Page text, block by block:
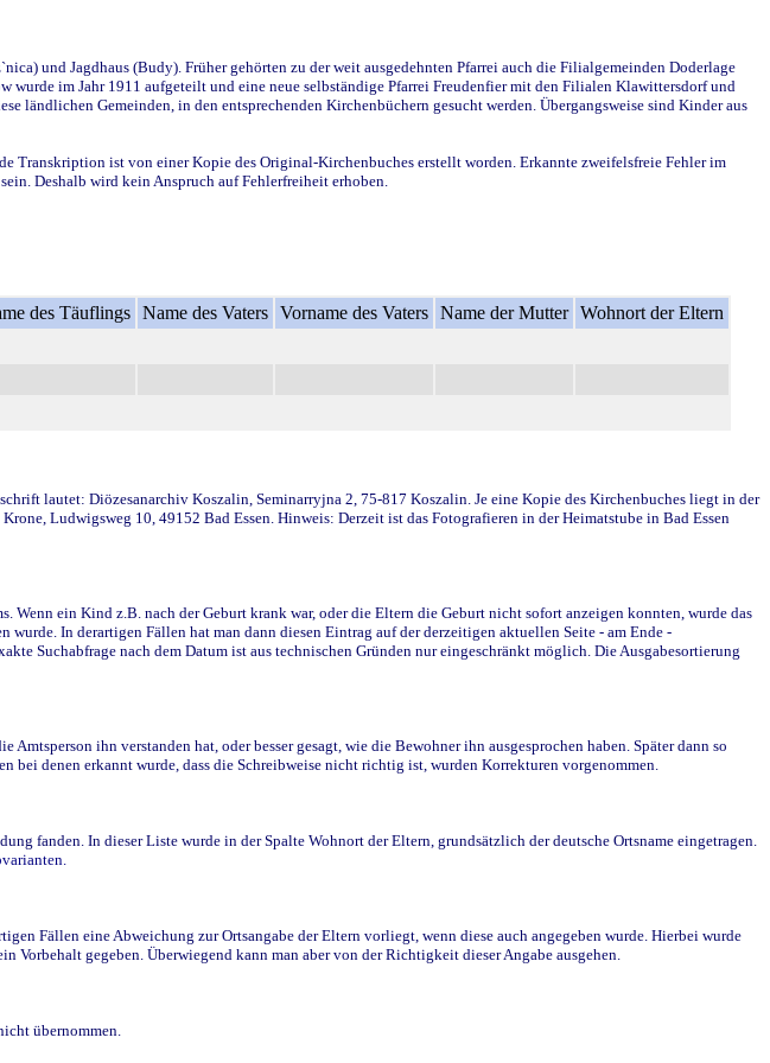
und Jagdhaus (Budy). Früher gehörten zu der weit ausgedehnten Pfarrei auch die Filialgemeinden Doderlage
im Jahr 1911 aufgeteilt und eine neue selbständige Pfarrei Freudenfier mit den Filialen Klawittersdorf und
Gemeinden, in den entsprechenden Kirchenbüchern gesucht werden. Übergangsweise sind Kinder aus
Transkription ist von einer Kopie des Original-Kirchenbuches erstellt worden. Erkannte zweifelsfreie Fehler im
Deshalb wird kein Anspruch auf Fehlerfreiheit erhoben.
des Täuflings Name des Vaters Vorname des Vaters Name der Mutter Wohnort der Eltern
lautet: Diözesanarchiv Koszalin, Seminarryjna 2, 75-817 Koszalin. Je eine Kopie des Kirchenbuches liegt in der
Ludwigsweg 10, 49152 Bad Essen. Hinweis: Derzeit ist das Fotografieren in der Heimatstube in Bad Essen
ein Kind z.B. nach der Geburt krank war, oder die Eltern die Geburt nicht sofort anzeigen konnten, wurde das
In derartigen Fällen hat man dann diesen Eintrag auf der derzeitigen aktuellen Seite - am Ende -
Suchabfrage nach dem Datum ist aus technischen Gründen nur eingeschränkt möglich. Die Ausgabesortierung
ihn verstanden hat, oder besser gesagt, wie die Bewohner ihn ausgesprochen haben. Später dann so
denen erkannt wurde, dass die Schreibweise nicht richtig ist, wurden Korrekturen vorgenommen.
fanden. In dieser Liste wurde in der Spalte Wohnort der Eltern, grundsätzlich der deutsche Ortsname eingetragen.
Fällen eine Abweichung zur Ortsangabe der Eltern vorliegt, wenn diese auch angegeben wurde. Hierbei wurde
gegeben. Überwiegend kann man aber von der Richtigkeit dieser Angabe ausgehen.
übernommen.